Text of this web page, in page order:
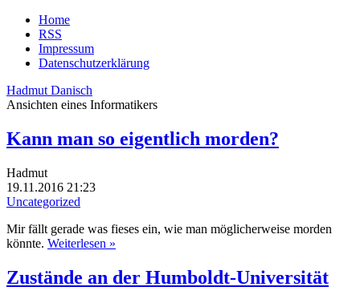
Home
RSS
Impressum
Datenschutzerklärung
Hadmut Danisch
Ansichten eines Informatikers
Kann man so eigentlich morden?
Hadmut
19.11.2016 21:23
Uncategorized
Mir fällt gerade was fieses ein, wie man möglicherweise morden
könnte. Weiterlesen »
Zustände an der Humboldt-Universität